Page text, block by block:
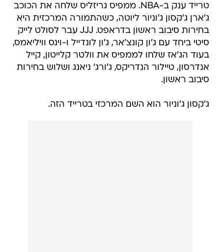
טרייד ענק ב-NBA. ממפיס גריזליס שלחה את הכוכב
ג'ארן ג'קסון ג'וניור ליוטה, כשהתמורה המרכזית היא
בחירות סיבוב ראשון בדראפט. JJJ עבר לסולט לייק
סיטי ביחד עם ג'ון קונצ'אר, ג'ון לונדייל ו-וינס וויליאמס,
בעוד הג'אז שלחו לממפיס את וולטר קלייטון, קייל
אנדרסון, טיילור הנדריקס, ג'ורג' ניאנג ושלוש בחירות
סיבוב ראשון.
ג'קסון ג'וניור הוא השם המרכזי בטרייד הזה.